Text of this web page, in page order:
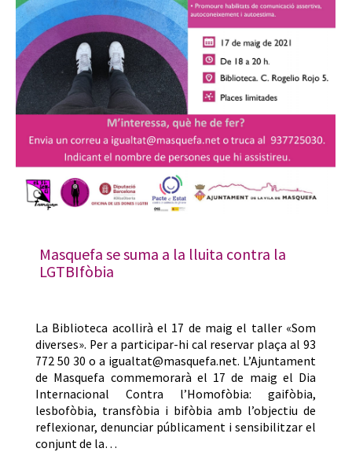
Masquefa se suma a la lluita contra la
LGTBIfòbia
La Biblioteca acollirà el 17 de maig el taller «Som
diverses». Per a participar-hi cal reservar plaça al 93
772 50 30 o a igualtat@masquefa.net. L’Ajuntament
de Masquefa commemorarà el 17 de maig el Dia
Internacional Contra l’Homofòbia: gaifòbia,
lesbofòbia, transfòbia i bifòbia amb l’objectiu de
reflexionar, denunciar públicament i sensibilitzar el
conjunt de la…